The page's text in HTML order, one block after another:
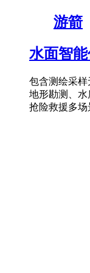
游箭
水面智
包含测绘采
地形勘测、水
抢险救援多场